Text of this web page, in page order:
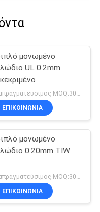
μονωμένο
UL 0.2mm
Διαπραγματεύσιμος MOQ:3000 μέτρα
ΕΠΙΚΟΙΝΩΝΙΑ
μονωμένο
0.20mm TIW
Διαπραγματεύσιμος MOQ:3000 μέτρα
ΕΠΙΚΟΙΝΩΝΙΑ